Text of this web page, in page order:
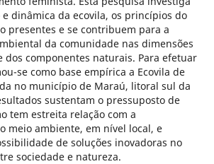
dinâmica da ecovila, os princípios do
presentes e se contribuem para a
da comunidade nas dimensões
dos componentes naturais. Para efetuar
se como base empírica a Ecovila de
no município de Maraú, litoral sul da
sustentam o pressuposto de
tem estreita relação com a
meio ambiente, em nível local, e
de soluções inovadoras no
sociedade e natureza.